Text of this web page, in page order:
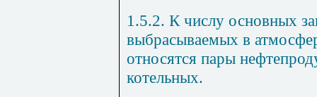
1.5.2. К числу основных
выбрасываемых в
относятся пары
котельных.